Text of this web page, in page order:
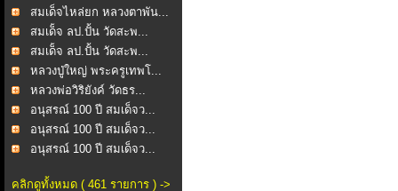
สมเด็จไหล่ยก หลวงตาพัน...
สมเด็ํจ ลป.ปั้น วัดสะพ...
สมเด็ํจ ลป.ปั้น วัดสะพ...
หลวงปู่ใหญ่ พระครูเทพโ...
หลวงพ่อวิริยังค์ วัดธร...
อนุสรณ์ 100 ปี สมเด็จว...
อนุสรณ์ 100 ปี สมเด็จว...
อนุสรณ์ 100 ปี สมเด็จว...
คลิกดูทั้งหมด ( 461 รายการ ) ->